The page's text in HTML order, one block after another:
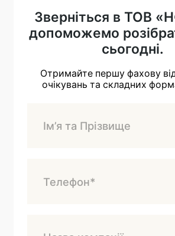
Зверніться в ТОВ
допоможемо
сьогодні.
Отримайте першу фахову
очікувань та складних